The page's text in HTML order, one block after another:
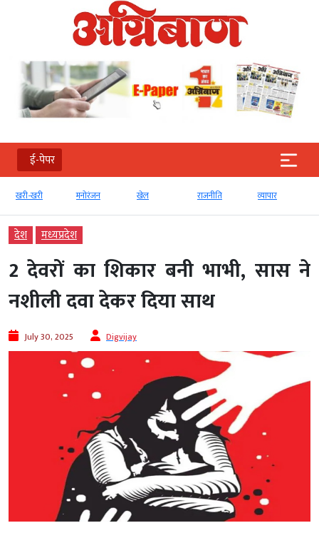
ई-पेपर
खरी-खरी मनोरंजन खेल राजनीति व्‍यापार
देश मध्‍यप्रदेश
2 देवरों का शिकार बनी भाभी, सास ने
नशीली दवा देकर दिया साथ
July 30, 2025 Digvijay